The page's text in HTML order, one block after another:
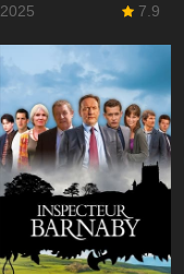
2025 7.9